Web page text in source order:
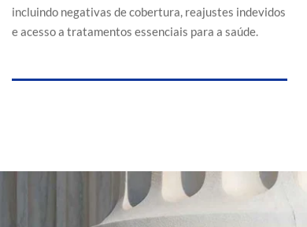
incluindo negativas de cobertura, reajustes indevidos
e acesso a tratamentos essenciais para a saúde.